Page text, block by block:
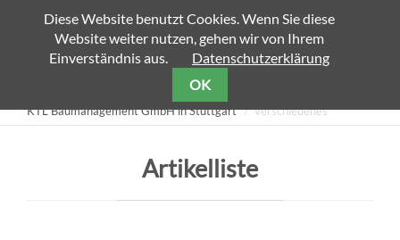
Zielseite
KTL Baumanagement GmbH in Stuttgart Verschiedenes
Artikelliste
Diese Website benutzt Cookies. Wenn Sie diese
Website weiter nutzen, gehen wir von Ihrem
Einverständnis aus.
Datenschutzerklärung
OK